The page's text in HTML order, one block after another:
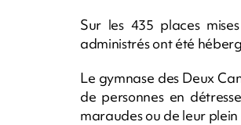
Sur les 435 places
administrés ont été
Le gymnase des Deux
de personnes en
maraudes ou de leur